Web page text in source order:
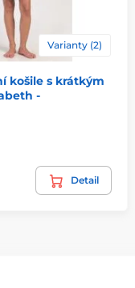
Varianty (2)
košile s krátkým
-
Detail